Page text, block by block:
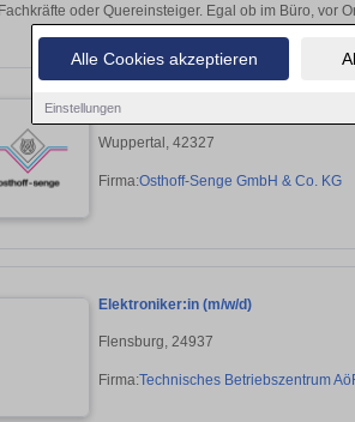
Alle Cookies akzeptieren
Einstellungen
Fachkräfte oder Quereinsteiger. Egal ob im Büro, vor
Servicetechniker / Inbetriebnahme
Wuppertal, 42327
Firma:Osthoff-Senge GmbH & Co. KG
Elektroniker:in (m/w/d)
Flensburg, 24937
Firma:Technisches Betriebszentrum